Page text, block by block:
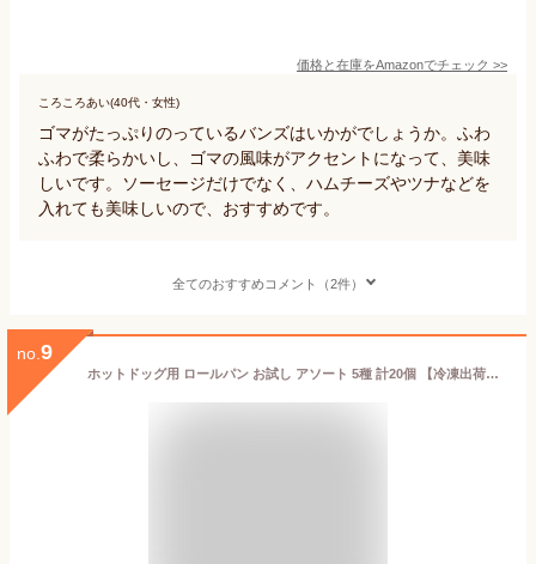
価格と在庫をAmazonでチェック >>
ころころあい(40代・女性)
ゴマがたっぷりのっているバンズはいかがでしょうか。ふわ
ふわで柔らかいし、ゴマの風味がアクセントになって、美味
しいです。ソーセージだけでなく、ハムチーズやツナなどを
入れても美味しいので、おすすめです。
全てのおすすめコメント（2件）
no. 9
ホットドッグ用 ロールパン お試し アソート 5種 計20個 【冷凍出荷】 業務用 イベント ロール ホットドッグ ハンバーガー パン 冷凍 バンズ ハンバーグ パティ パーティ 催し物 大量 大容量 お得用 カフェ 企画 レストラン